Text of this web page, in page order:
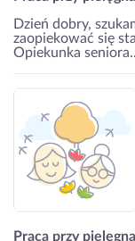
Dzień dobry,
zaopiekować się
Opiekunka
Praca przy